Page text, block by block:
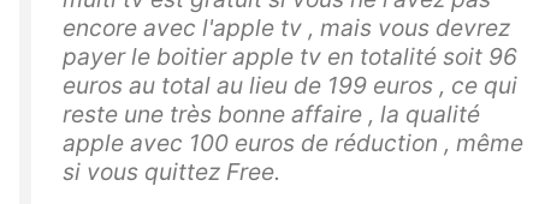
encore avec l'apple tv , mais vous devrez
payer le boitier apple tv en totalité soit 96
euros au total au lieu de 199 euros , ce qui
reste une très bonne affaire , la qualité
apple avec 100 euros de réduction , même
si vous quittez Free.